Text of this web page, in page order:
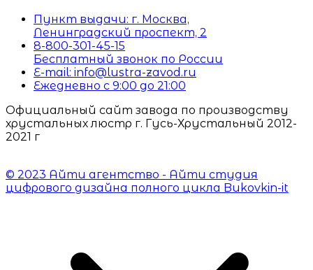
Пункт выдачи: г. Москва,
Ленинградский проспект, 2
8-800-301-45-15
Бесплатный звонок по России
E-mail: info@lustra-zavod.ru
Ежедневно с 9:00 до 21:00
Официальный сайт завода по производству
хрустальных люстр г. Гусь-Хрустальный 2012-
2021 г
© 2023 Айти агентство - Айти студия
цифрового дизайна полного цикла Bukovkin-it